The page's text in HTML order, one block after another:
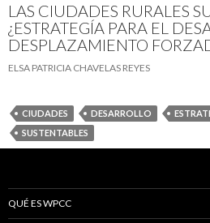
LAS CIUDADES RURALES
¿ESTRATEGÍA PARA EL
DESPLAZAMIENTO
ELSA PATRICIA CHAVELAS REYES
CIUDADES DESARROLLO
SUSTENTABLES
QUÉ ES WPCC